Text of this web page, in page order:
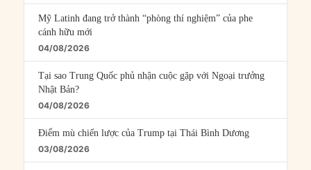
Mỹ Latinh đang trở thành “phòng thí nghiệm” của phe
cánh hữu mới
04/08/2026
Tại sao Trung Quốc phủ nhận cuộc gặp với Ngoại trưởng
Nhật Bản?
04/08/2026
Điểm mù chiến lược của Trump tại Thái Bình Dương
03/08/2026